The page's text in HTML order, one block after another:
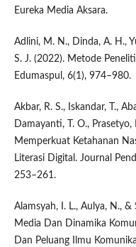
Eureka Media Aksara.
Adlini, M. N., Dinda, A. H.,
S. J. (2022). Metode
Edumaspul, 6(1), 974–980.
Akbar, R. S., Iskandar, T.,
Damayanti, T. O.,
Memperkuat Ketahanan
Literasi Digital. Journal
253–261.
Alamsyah, I. L., Aulya, N.,
Media Dan Dinamika
Dan Peluang Ilmu